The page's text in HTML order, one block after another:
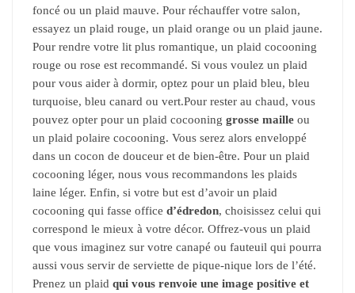
foncé ou un plaid mauve. Pour réchauffer votre salon,
essayez un plaid rouge, un plaid orange ou un plaid jaune.
Pour rendre votre lit plus romantique, un plaid cocooning
rouge ou rose est recommandé. Si vous voulez un plaid
pour vous aider à dormir, optez pour un plaid bleu, bleu
turquoise, bleu canard ou vert.Pour rester au chaud, vous
pouvez opter pour un plaid cocooning grosse maille ou
un plaid polaire cocooning. Vous serez alors enveloppé
dans un cocon de douceur et de bien-être. Pour un plaid
cocooning léger, nous vous recommandons les plaids
laine léger. Enfin, si votre but est d’avoir un plaid
cocooning qui fasse office d’édredon, choisissez celui qui
correspond le mieux à votre décor. Offrez-vous un plaid
que vous imaginez sur votre canapé ou fauteuil qui pourra
aussi vous servir de serviette de pique-nique lors de l’été.
Prenez un plaid qui vous renvoie une image positive et